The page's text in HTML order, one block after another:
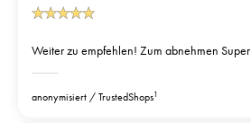
Weiter zu empfehlen! Zum abnehmen Super
anonymisiert TrustedShops1